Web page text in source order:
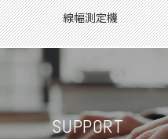
線幅測定機
SUPPORT